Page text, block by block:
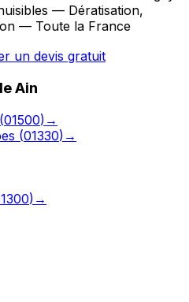
— Dératisation,
— Toute la France
un devis gratuit
Ain
(01500) →
(01330) →
) →